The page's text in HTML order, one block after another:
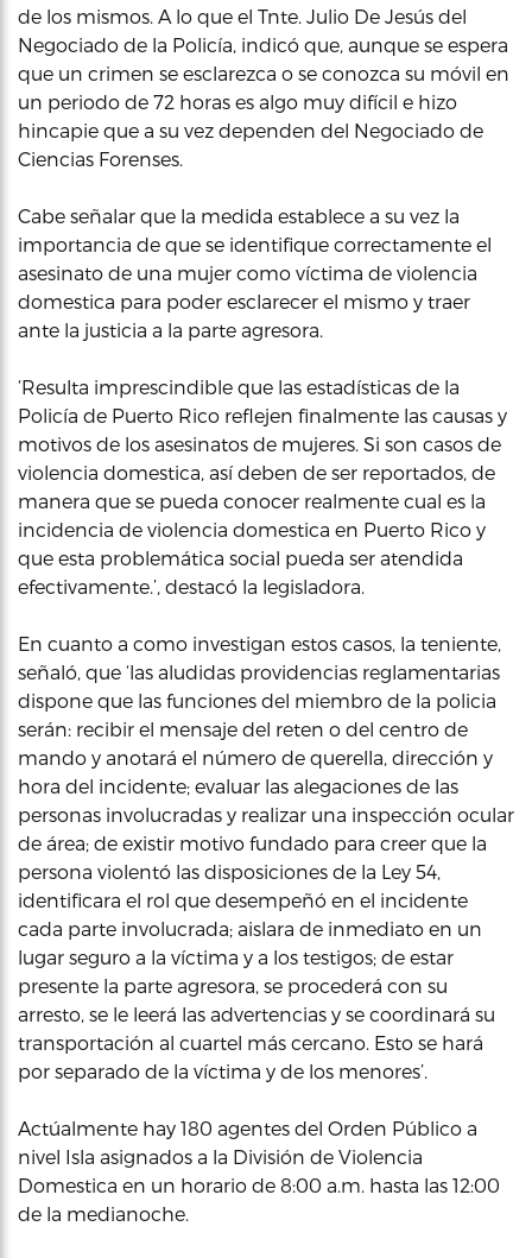
de los mismos. A lo que el Tnte. Julio De Jesús del
Negociado de la Policía, indicó que, aunque se espera
que un crimen se esclarezca o se conozca su móvil en
un periodo de 72 horas es algo muy difícil e hizo
hincapie que a su vez dependen del Negociado de
Ciencias Forenses.
Cabe señalar que la medida establece a su vez la
importancia de que se identifique correctamente el
asesinato de una mujer como víctima de violencia
domestica para poder esclarecer el mismo y traer
ante la justicia a la parte agresora.
‘Resulta imprescindible que las estadísticas de la
Policía de Puerto Rico reflejen finalmente las causas y
motivos de los asesinatos de mujeres. Si son casos de
violencia domestica, así deben de ser reportados, de
manera que se pueda conocer realmente cual es la
incidencia de violencia domestica en Puerto Rico y
que esta problemática social pueda ser atendida
efectivamente.’, destacó la legisladora.
En cuanto a como investigan estos casos, la teniente,
señaló, que ‘las aludidas providencias reglamentarias
dispone que las funciones del miembro de la policia
serán: recibir el mensaje del reten o del centro de
mando y anotará el número de querella, dirección y
hora del incidente; evaluar las alegaciones de las
personas involucradas y realizar una inspección ocular
de área; de existir motivo fundado para creer que la
persona violentó las disposiciones de la Ley 54,
identificara el rol que desempeñó en el incidente
cada parte involucrada; aislara de inmediato en un
lugar seguro a la víctima y a los testigos; de estar
presente la parte agresora, se procederá con su
arresto, se le leerá las advertencias y se coordinará su
transportación al cuartel más cercano. Esto se hará
por separado de la víctima y de los menores’.
Actúalmente hay 180 agentes del Orden Público a
nivel Isla asignados a la División de Violencia
Domestica en un horario de 8:00 a.m. hasta las 12:00
de la medianoche.